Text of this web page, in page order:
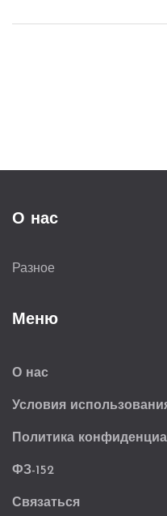
О нас
Разное
Меню
О нас
Условия
Политика
ФЗ-152
Связаться